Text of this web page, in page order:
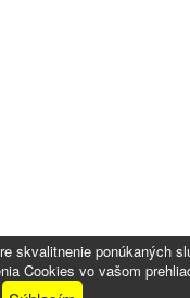
skvalitnenie ponúkaných
Cookies vo vašom